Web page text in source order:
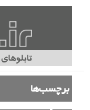
برچسب‌ها